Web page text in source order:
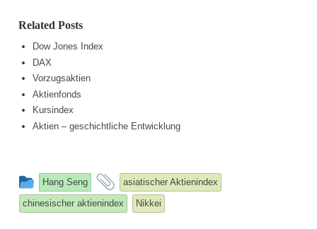
Related Posts
Dow Jones Index
DAX
Vorzugsaktien
Aktienfonds
Kursindex
Aktien – geschichtliche Entwicklung
This
entry
was
Hang Seng
and
tagged
asiatischer Aktienindex
chinesischer aktienindex
Nikkei